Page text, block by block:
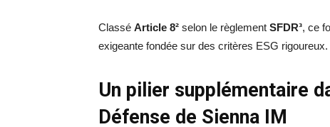
Classé Article 8² selon le règlement SFDR³, ce
exigeante fondée sur des critères ESG rigoureux.
Un pilier supplémentaire
Défense de Sienna IM